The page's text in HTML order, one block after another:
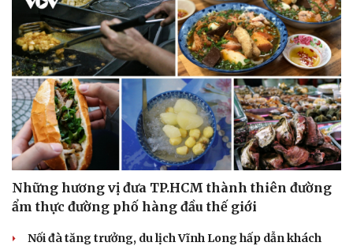
Những hương vị đưa TP.HCM thành thiên đường
ẩm thực đường phố hàng đầu thế giới
Nối đà tăng trưởng, du lịch Vĩnh Long hấp dẫn khách